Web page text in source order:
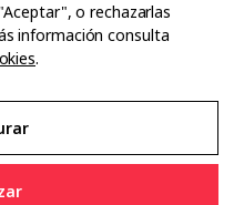
o rechazarlas
información consulta
.